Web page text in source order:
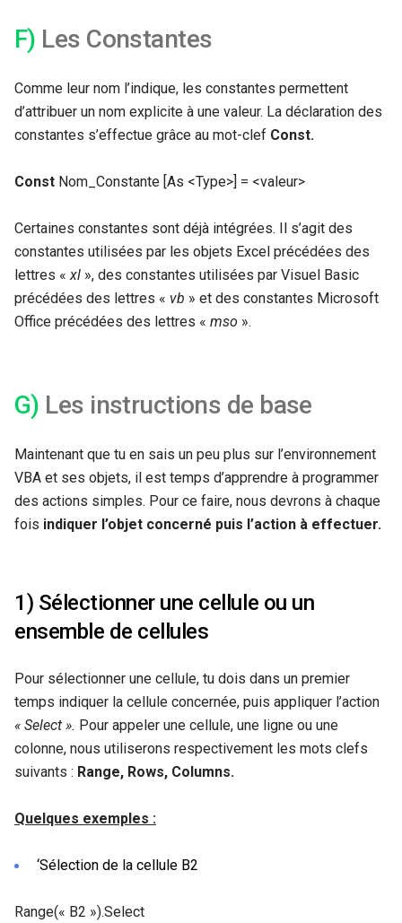
F) Les Constantes
Comme leur nom l’indique, les constantes permettent
d’attribuer un nom explicite à une valeur. La déclaration des
constantes s’effectue grâce au mot-clef Const.
Const Nom_Constante [As <Type>] = <valeur>
Certaines constantes sont déjà intégrées. Il s’agit des
constantes utilisées par les objets Excel précédées des
lettres « xl », des constantes utilisées par Visuel Basic
précédées des lettres « vb » et des constantes Microsoft
Office précédées des lettres « mso ».
G) Les instructions de base
Maintenant que tu en sais un peu plus sur l’environnement
VBA et ses objets, il est temps d’apprendre à programmer
des actions simples. Pour ce faire, nous devrons à chaque
fois indiquer l’objet concerné puis l’action à effectuer.
1) Sélectionner une cellule ou un
ensemble de cellules
Pour sélectionner une cellule, tu dois dans un premier
temps indiquer la cellule concernée, puis appliquer l’action
« Select ». Pour appeler une cellule, une ligne ou une
colonne, nous utiliserons respectivement les mots clefs
suivants : Range, Rows, Columns.
Quelques exemples :
‘Sélection de la cellule B2
Range(« B2 »).Select